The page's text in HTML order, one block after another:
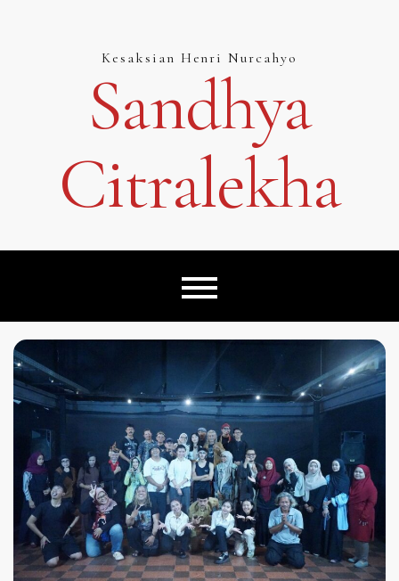
Kesaksian Henri Nurcahyo
Sandhya
Citralekha